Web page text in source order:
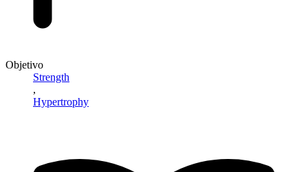
Objetivo
Strength
,
Hypertrophy